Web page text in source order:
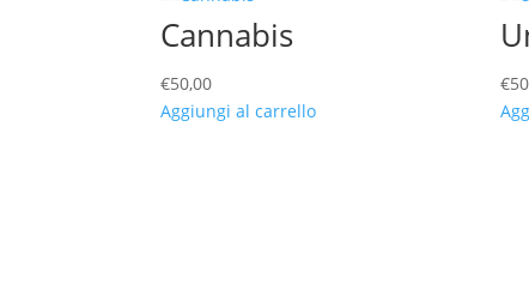
Cannabis
€50,00
Aggiungi al carrello
€